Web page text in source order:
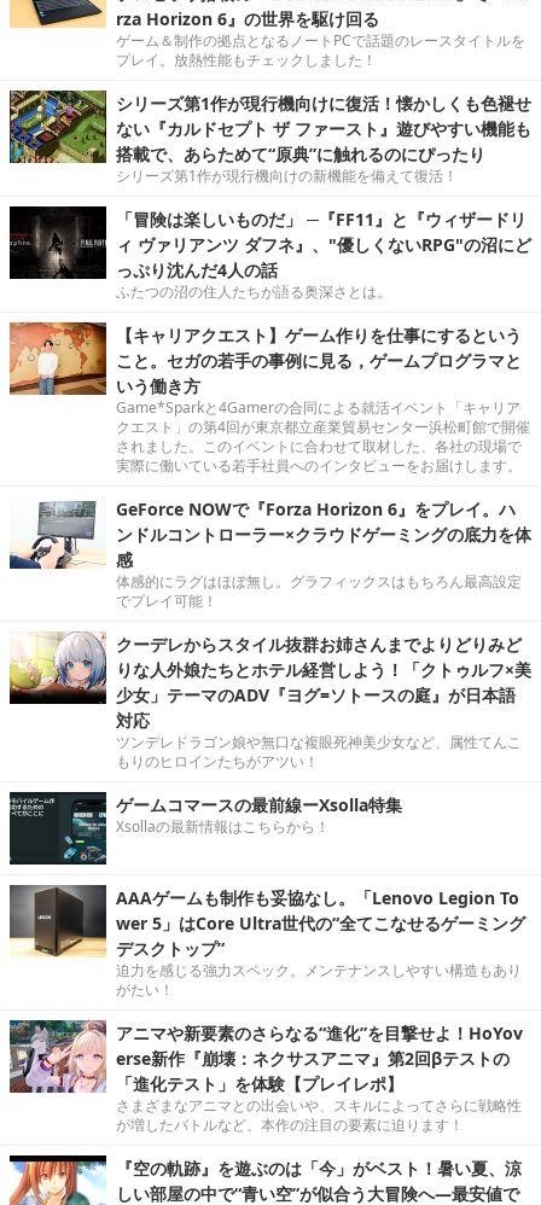
rza Horizon 6』の世界を駆け回る
ゲーム＆制作の拠点となるノートPCで話題のレースタイトルを
プレイ。放熱性能もチェックしました！
シリーズ第1作が現行機向けに復活！懐かしくも色褪せ
ない『カルドセプト ザ ファースト』遊びやすい機能も
搭載で、あらためて“原典”に触れるのにぴったり
シリーズ第1作が現行機向けの新機能を備えて復活！
「冒険は楽しいものだ」 ─『FF11』と『ウィザードリ
ィ ヴァリアンツ ダフネ』、"優しくないRPG"の沼にど
っぷり沈んだ4人の話
ふたつの沼の住人たちが語る奥深さとは。
【キャリアクエスト】ゲーム作りを仕事にするという
こと。セガの若手の事例に見る，ゲームプログラマと
いう働き方
Game*Sparkと4Gamerの合同による就活イベント「キャリア
クエスト」の第4回が東京都立産業貿易センター浜松町館で開催
されました。このイベントに合わせて取材した、各社の現場で
実際に働いている若手社員へのインタビューをお届けします。
GeForce NOWで『Forza Horizon 6』をプレイ。ハ
ンドルコントローラー×クラウドゲーミングの底力を体
感
体感的にラグはほぼ無し。グラフィックスはもちろん最高設定
でプレイ可能！
クーデレからスタイル抜群お姉さんまでよりどりみど
りな人外娘たちとホテル経営しよう！「クトゥルフ×美
少女」テーマのADV『ヨグ=ソトースの庭』が日本語
対応
ツンデレドラゴン娘や無口な複眼死神美少女など、属性てんこ
もりのヒロインたちがアツい！
ゲームコマースの最前線ーXsolla特集
Xsollaの最新情報はこちらから！
AAAゲームも制作も妥協なし。「Lenovo Legion To
wer 5」はCore Ultra世代の“全てこなせるゲーミング
デスクトップ”
迫力を感じる強力スペック。メンテナンスしやすい構造もあり
がたい！
アニマや新要素のさらなる“進化”を目撃せよ！HoYov
erse新作『崩壊：ネクサスアニマ』第2回βテストの
「進化テスト」を体験【プレイレポ】
さまざまなアニマとの出会いや、スキルによってさらに戦略性
が増したバトルなど、本作の注目の要素に迫ります！
『空の軌跡』を遊ぶのは「今」がベスト！暑い夏、涼
しい部屋の中で“青い空”が似合う大冒険へ―最安値で